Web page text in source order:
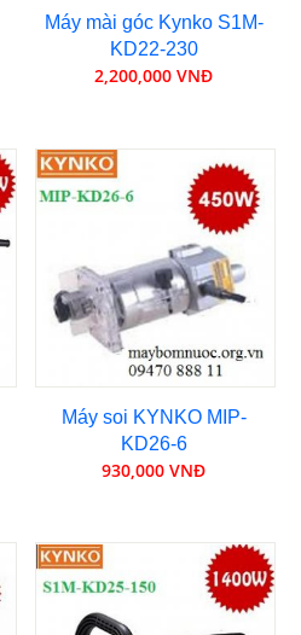
Máy mài góc Kynko S1M-
KD22-230
2,200,000 VNĐ
Máy soi KYNKO MIP-
KD26-6
930,000 VNĐ